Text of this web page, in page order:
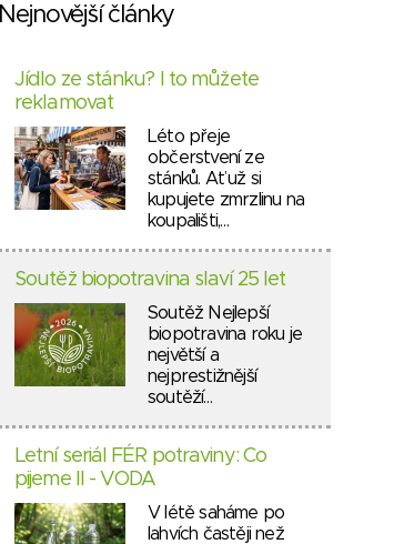
Nejnovější články
Jídlo ze stánku? I to můžete
reklamovat
Léto přeje
občerstvení ze
stánků. Ať už si
kupujete zmrzlinu na
koupališti,…
Soutěž biopotravina slaví 25 let
Soutěž Nejlepší
biopotravina roku je
největší a
nejprestižnější
soutěží…
Letní seriál FÉR potraviny: Co
pijeme II - VODA
V létě saháme po
lahvích častěji než